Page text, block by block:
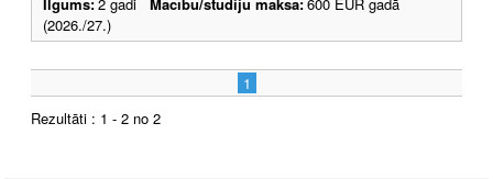
(2026./27.)
1
Rezultāti : 1 - 2 no 2